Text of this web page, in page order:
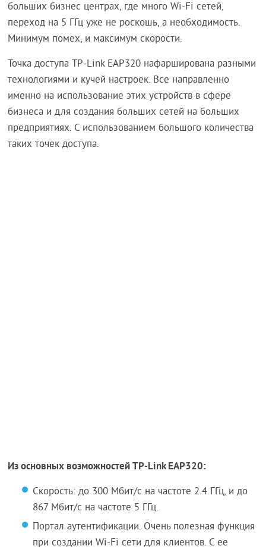
больших бизнес центрах, где много Wi-Fi сетей,
переход на 5 ГГц уже не роскошь, а необходимость.
Минимум помех, и максимум скорости.
Точка доступа TP-Link EAP320 нафарширована разными
технологиями и кучей настроек. Все направленно
именно на использование этих устройств в сфере
бизнеса и для создания больших сетей на больших
предприятиях. С использованием большого количества
таких точек доступа.
Из основных возможностей TP-Link EAP320:
Скорость: до 300 Мбит/с на частоте 2.4 ГГц, и до
867 Мбит/с на частоте 5 ГГц.
Портал аутентификации. Очень полезная функция
при создании Wi-Fi сети для клиентов. С ее